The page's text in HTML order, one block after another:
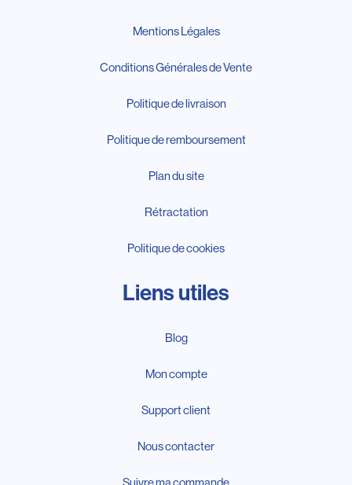
Mentions Légales
Conditions Générales de Vente
Politique de livraison
Politique de remboursement
Plan du site
Rétractation
Politique de cookies
Liens utiles
Blog
Mon compte
Support client
Nous contacter
Suivre ma commande